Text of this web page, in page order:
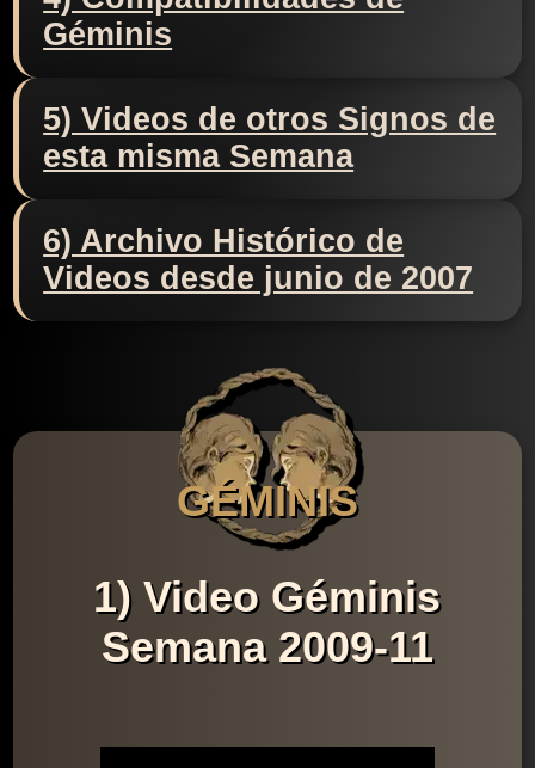
Géminis
5) Videos de otros Signos de
esta misma Semana
6) Archivo Histórico de
Videos desde junio de 2007
GÉMINIS
1) Video Géminis
Semana 2009-11